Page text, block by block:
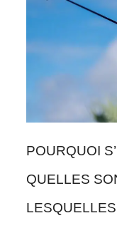
POURQUOI
QUELLES